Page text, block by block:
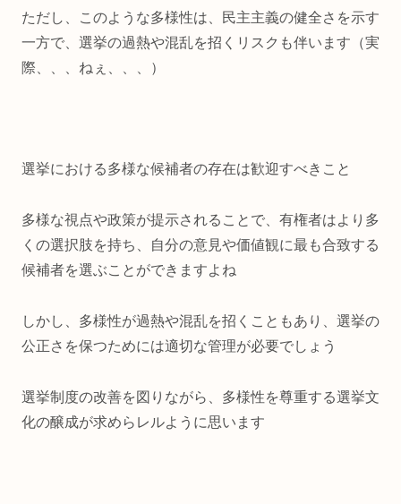
ただし、このような多様性は、民主主義の健全さを示す
一方で、選挙の過熱や混乱を招くリスクも伴います（実
際、、、ねぇ、、、）
選挙における多様な候補者の存在は歓迎すべきこと
多様な視点や政策が提示されることで、有権者はより多
くの選択肢を持ち、自分の意見や価値観に最も合致する
候補者を選ぶことができますよね
しかし、多様性が過熱や混乱を招くこともあり、選挙の
公正さを保つためには適切な管理が必要でしょう
選挙制度の改善を図りながら、多様性を尊重する選挙文
化の醸成が求めらレルように思います